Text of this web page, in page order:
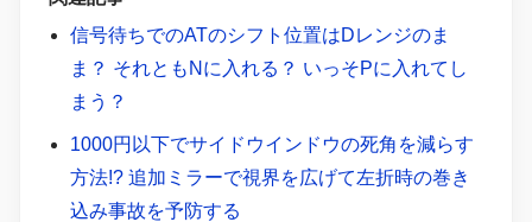
信号待ちでのATのシフト位置はDレンジのま
ま？ それともNに入れる？ いっそPに入れてし
まう？
1000円以下でサイドウインドウの死角を減らす
方法!? 追加ミラーで視界を広げて左折時の巻き
込み事故を予防する